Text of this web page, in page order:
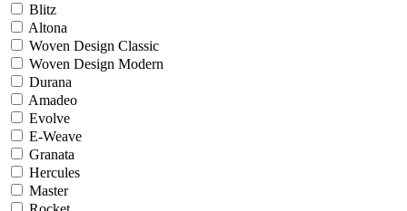
Blitz
Altona
Woven Design Classic
Woven Design Modern
Durana
Amadeo
Evolve
E-Weave
Granata
Hercules
Master